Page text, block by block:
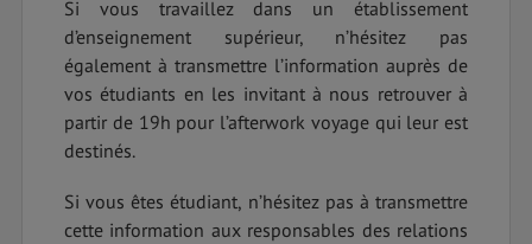
Si vous travaillez dans un établissement
d’enseignement supérieur, n’hésitez pas
également à transmettre l’information auprès de
vos étudiants en les invitant à nous retrouver à
partir de 19h pour l’afterwork voyage qui leur est
destinés.
Si vous êtes étudiant, n’hésitez pas à transmettre
cette information aux responsables des relations